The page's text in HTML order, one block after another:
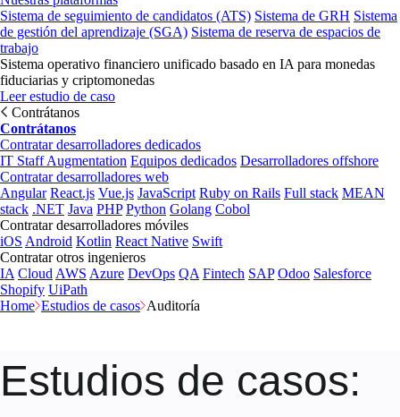
Sistema de seguimiento de candidatos (ATS) Sistema de GRH Sistema
de gestión del aprendizaje (SGA) Sistema de reserva de espacios de
trabajo
Sistema operativo financiero unificado basado en IA para monedas
fiduciarias y criptomonedas
Leer estudio de caso
Contrátanos
Contrátanos
Contratar desarrolladores dedicados
IT Staff Augmentation Equipos dedicados Desarrolladores offshore
Contratar desarrolladores web
Angular React.js Vue.js JavaScript Ruby on Rails Full stack MEAN
stack .NET Java PHP Python Golang Cobol
Contratar desarrolladores móviles
iOS Android Kotlin React Native Swift
Contratar otros ingenieros
IA Cloud AWS Azure DevOps QA Fintech SAP Odoo Salesforce
Shopify UiPath
Home Estudios de casos Auditoría
Estudios de casos: